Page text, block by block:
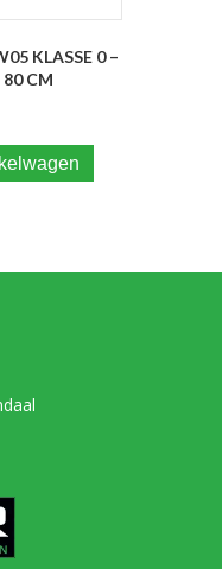
KLASSE 0 –
80 CM